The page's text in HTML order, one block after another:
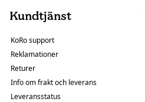
Kundtjänst
KoRo support
Reklamationer
Returer
Info om frakt och leverans
Leveransstatus